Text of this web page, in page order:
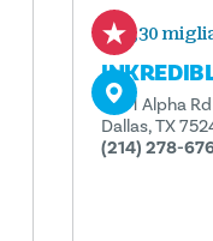
0,30
5301 Alpha
Dallas, TX
(214) 278-